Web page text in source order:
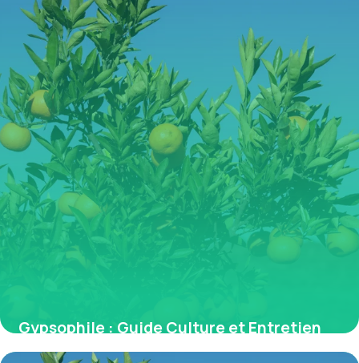
Gypsophile : Guide Culture et Entretien
Facile